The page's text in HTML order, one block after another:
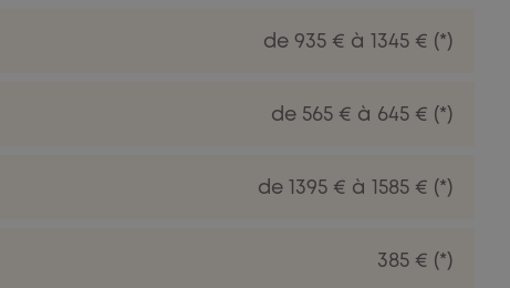
de 935 € à 1345 € (*)
de 565 € à 645 € (*)
de 1395 € à 1585 € (*)
385 € (*)